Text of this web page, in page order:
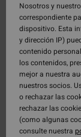
Nosotros y
correspondiente
dispositivo. Esta
y dirección IP)
contenido
los contenidos,
mejor a nuestra
nuestros socios.
o rechazar las
rechazar las
(como algunas
consulte nuestra